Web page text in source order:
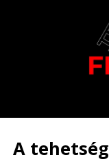
A tehetség